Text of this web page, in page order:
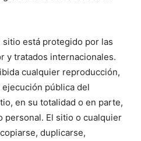
está protegido por las
y tratados internacionales.
cualquier reproducción,
pública del
en su totalidad o en parte,
personal. El sitio o cualquier
duplicarse,